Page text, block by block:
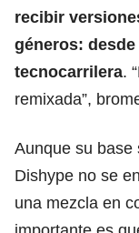
recibir
géneros:
tecnocarrilera.
remixada”,
Aunque su base
Dishype no se
una mezcla en